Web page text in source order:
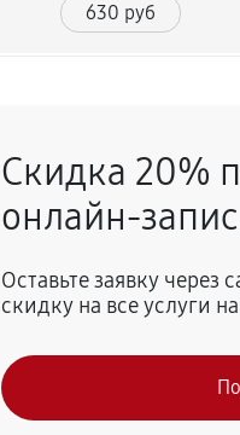
630 руб
720 руб
Скидка 20%
онлайн-
Оставьте заявку
скидку на все услуги